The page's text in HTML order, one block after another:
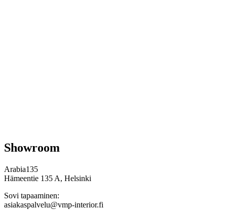
Showroom
Arabia135
Hämeentie 135 A, Helsinki
Sovi tapaaminen:
asiakaspalvelu@vmp-interior.fi